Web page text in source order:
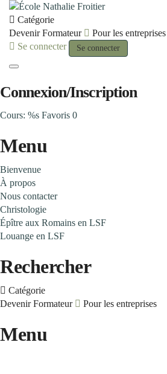
Catégorie
Devenir Formateur
Pour les entreprises
Se connecter
Se connecter
Connexion/Inscription
Cours: %s Favoris 0
Menu
Bienvenue
À propos
Nous contacter
Christologie
Épître aux Romains en LSF
Louange en LSF
Rechercher
Catégorie
Devenir Formateur
Pour les entreprises
Menu